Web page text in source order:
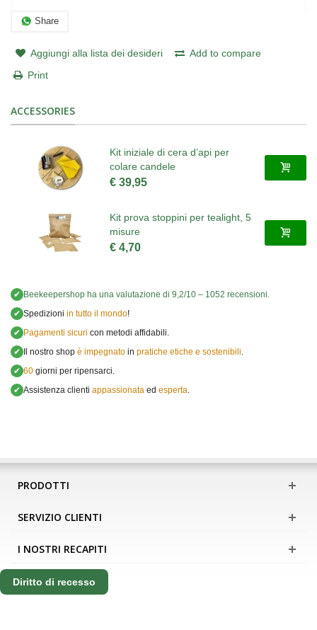
Share
Aggiungi alla lista dei desideri
Add to compare
Print
ACCESSORIES
Kit iniziale di cera d’api per
colare candele
€ 39,95
Kit prova stoppini per tealight, 5
misure
€ 4,70
✔ Beekeepershop ha una valutazione di 9,2/10 – 1052 recensioni.
✔ Spedizioni in tutto il mondo!
✔ Pagamenti sicuri con metodi affidabili.
✔ Il nostro shop è impegnato in pratiche etiche e sostenibili
✔ 60 giorni per ripensarci.
✔ Assistenza clienti appassionata ed esperta
PRODOTTI
SERVIZIO CLIENTI
I NOSTRI RECAPITI
Diritto di recesso